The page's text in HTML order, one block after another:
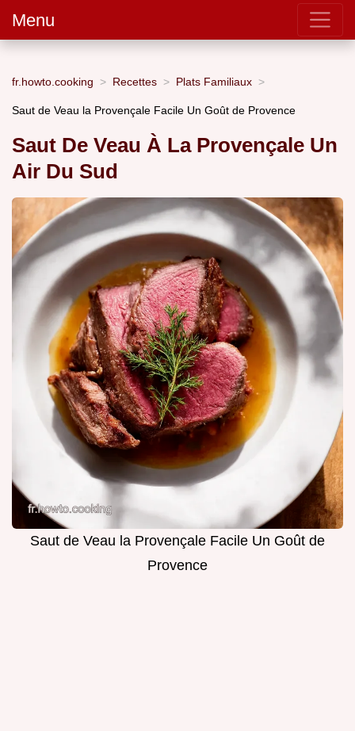
Menu
fr.howto.cooking Recettes Plats Familiaux
Saut de Veau la Provençale Facile Un Goût de Provence
Saut De Veau À La Provençale Un
Air Du Sud
Saut de Veau la Provençale Facile Un Goût de
Provence